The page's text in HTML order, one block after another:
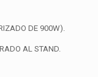
DE 900W).
AL STAND.